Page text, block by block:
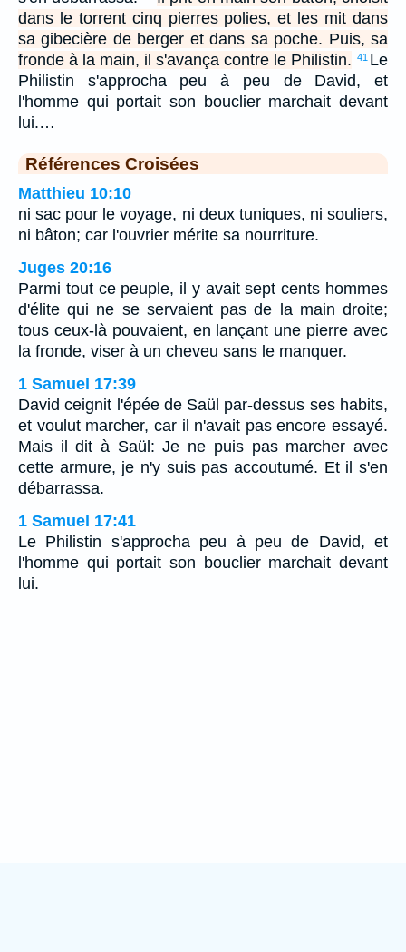
dans le torrent cinq pierres polies, et les mit dans
sa gibecière de berger et dans sa poche. Puis, sa
fronde à la main, il s'avança contre le Philistin. 41 Le
Philistin s'approcha peu à peu de David, et
l'homme qui portait son bouclier marchait devant
lui.…
Références Croisées
Matthieu 10:10
ni sac pour le voyage, ni deux tuniques, ni souliers,
ni bâton; car l'ouvrier mérite sa nourriture.
Juges 20:16
Parmi tout ce peuple, il y avait sept cents hommes
d'élite qui ne se servaient pas de la main droite;
tous ceux-là pouvaient, en lançant une pierre avec
la fronde, viser à un cheveu sans le manquer.
1 Samuel 17:39
David ceignit l'épée de Saül par-dessus ses habits,
et voulut marcher, car il n'avait pas encore essayé.
Mais il dit à Saül: Je ne puis pas marcher avec
cette armure, je n'y suis pas accoutumé. Et il s'en
débarrassa.
1 Samuel 17:41
Le Philistin s'approcha peu à peu de David, et
l'homme qui portait son bouclier marchait devant
lui.